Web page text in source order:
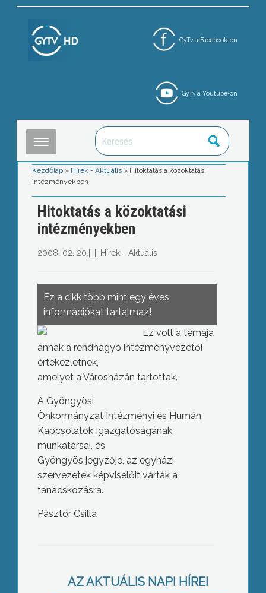
GyTv a Facebook-on
GyTv a Youtube-on
Kezdőlap » Hírek - Aktuális » Hitoktatás a közoktatási
intézményekben
Hitoktatás a közoktatási
intézményekben
2008. 02. 20. Hírek - Aktuális
Ez a cikk több mint egy éves
információkat tartalmaz!
Ez volt a témája
annak a rendhagyó intézményvezetői
értekezletnek,
amelyet a Városházán tartottak.
A Gyöngyösi
Önkormányzat Intézményi és Humán
Kapcsolatok Igazgatóságának
munkatársai, és
Gyöngyös jegyzője, az egyházi
szervezetek képviselőit várták a
tanácskozásra.
Pásztor Csilla
AZ AKTUÁLIS NAPI HÍREI
Amikor Kriza Bori 2006 elején elkezdte
forgatni a Dübörög a nemzeti rock